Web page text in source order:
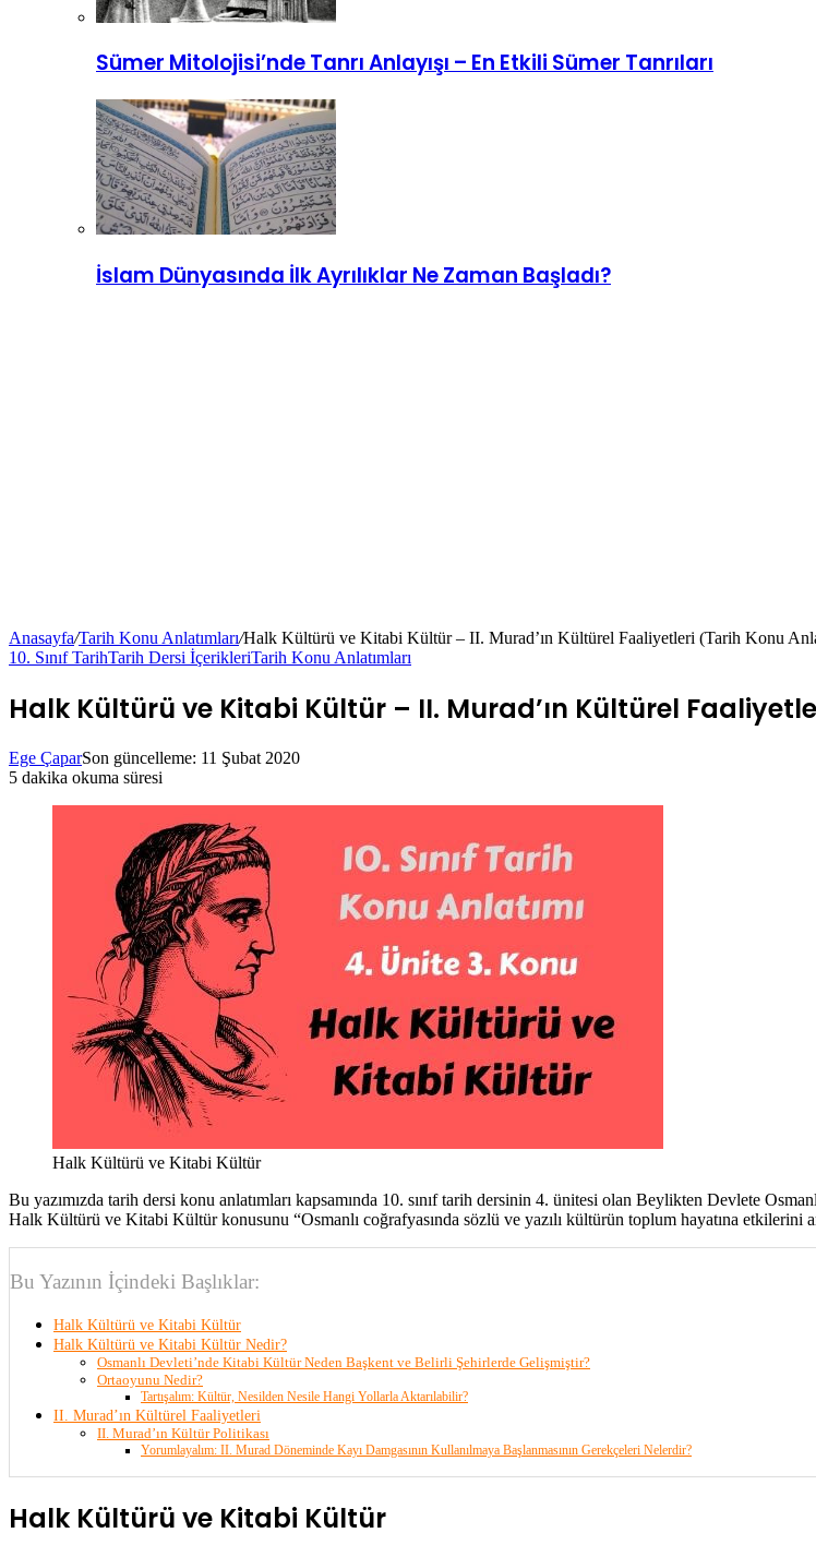
Sümer Mitolojisi’nde Tanrı Anlayışı – En Etkili Sümer Tanrıları
İslam Dünyasında İlk Ayrılıklar Ne Zaman Başladı?
Anasayfa/Tarih Konu Anlatımları/Halk Kültürü ve Kitabi Kültür – II. Murad’ın Kültürel Faaliyetleri (Tarih Konu
10. Sınıf TarihTarih Dersi İçerikleriTarih Konu Anlatımları
Halk Kültürü ve Kitabi Kültür – II. Murad’ın Kültürel
Ege ÇaparSon güncelleme: 11 Şubat 2020
5 dakika okuma süresi
Halk Kültürü ve Kitabi Kültür
Bu yazımızda tarih dersi konu anlatımları kapsamında 10. sınıf tarih dersinin 4. ünitesi olan Beylikten Devlete
Halk Kültürü ve Kitabi Kültür konusunu “Osmanlı coğrafyasında sözlü ve yazılı kültürün toplum hayatına etkilerini
Bu Yazının İçindeki Başlıklar:
Halk Kültürü ve Kitabi Kültür
Halk Kültürü ve Kitabi Kültür Nedir?
Osmanlı Devleti’nde Kitabi Kültür Neden Başkent ve Belirli Şehirlerde Gelişmiştir?
Ortaoyunu Nedir?
Tartışalım: Kültür, Nesilden Nesile Hangi Yollarla Aktarılabilir?
II. Murad’ın Kültürel Faaliyetleri
II. Murad’ın Kültür Politikası
Yorumlayalım: II. Murad Döneminde Kayı Damgasının Kullanılmaya Başlanmasının Gerekçeleri Nelerdir?
Halk Kültürü ve Kitabi Kültür